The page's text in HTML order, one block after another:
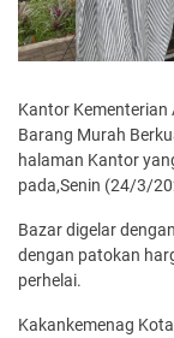
Kantor
Barang Murah
halaman Kantor
pada,Senin (24/3/
Bazar digelar
dengan patokan
perhelai.
Kakankemenag